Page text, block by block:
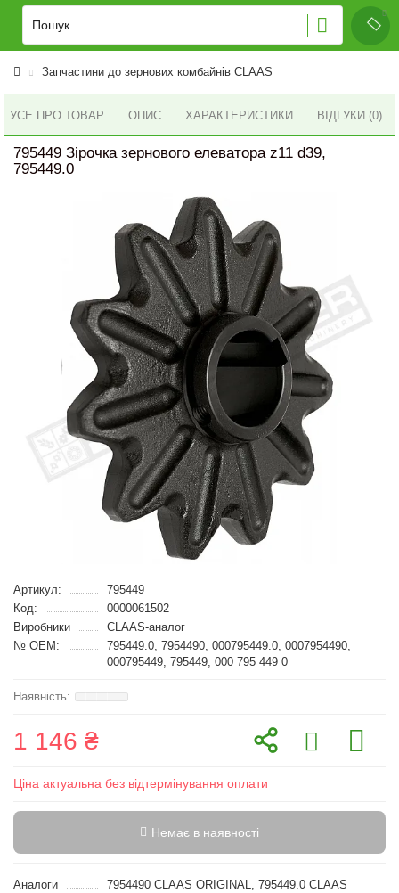
Запчастини до зернових комбайнів CLAAS
УСЕ ПРО ТОВАР ОПИС ХАРАКТЕРИСТИКИ ВІДГУКИ (0)
795449 Зірочка зернового елеватора z11 d39,
795449.0
Артикул:
795449
Код:
0000061502
Виробники
CLAAS-аналог
№ OEM:
795449.0, 7954490, 000795449.0, 0007954490,
000795449, 795449, 000 795 449 0
1 146 ₴
Ціна актуальна без відтермінування оплати
Немає в наявності
Аналоги
7954490 CLAAS ORIGINAL, 795449.0 CLAAS